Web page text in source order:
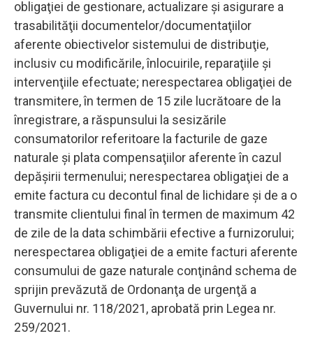
obligaţiei de gestionare, actualizare şi asigurare a
trasabilităţii documentelor/documentaţiilor
aferente obiectivelor sistemului de distribuţie,
inclusiv cu modificările, înlocuirile, reparaţiile şi
intervenţiile efectuate; nerespectarea obligaţiei de
transmitere, în termen de 15 zile lucrătoare de la
înregistrare, a răspunsului la sesizările
consumatorilor referitoare la facturile de gaze
naturale şi plata compensaţiilor aferente în cazul
depăşirii termenului; nerespectarea obligaţiei de a
emite factura cu decontul final de lichidare şi de a o
transmite clientului final în termen de maximum 42
de zile de la data schimbării efective a furnizorului;
nerespectarea obligaţiei de a emite facturi aferente
consumului de gaze naturale conţinând schema de
sprijin prevăzută de Ordonanţa de urgenţă a
Guvernului nr. 118/2021, aprobată prin Legea nr.
259/2021.